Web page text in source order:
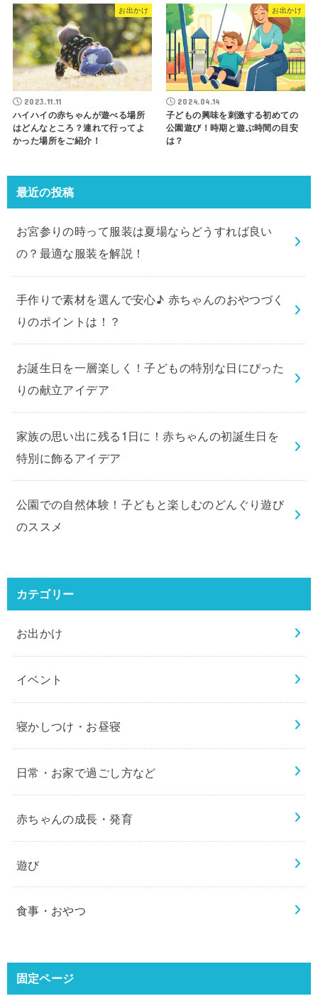
お出かけ
2023.11.11
ハイハイの赤ちゃんが遊べる場所
はどんなところ？連れて行ってよ
かった場所をご紹介！
お出かけ
2024.04.14
子どもの興味を刺激する初めての
公園遊び！時期と遊ぶ時間の目安
は？
最近の投稿
お宮参りの時って服装は夏場ならどうすれば良い
の？最適な服装を解説！
手作りで素材を選んで安心♪ 赤ちゃんのおやつづく
りのポイントは！？
お誕生日を一層楽しく！子どもの特別な日にぴった
りの献立アイデア
家族の思い出に残る1日に！赤ちゃんの初誕生日を
特別に飾るアイデア
公園での自然体験！子どもと楽しむのどんぐり遊び
のススメ
カテゴリー
お出かけ
イベント
寝かしつけ・お昼寝
日常・お家で過ごし方など
赤ちゃんの成長・発育
遊び
食事・おやつ
固定ページ